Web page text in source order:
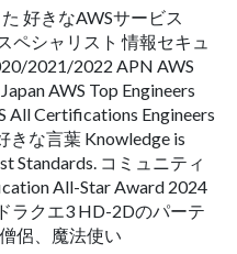
好きなAWSサービス
ペシャリスト 情報セキュ
2021/2022 APN AWS
AWS Top Engineers
All Certifications Engineers
きな言葉 Knowledge is
Standards. コミュニティ
All-Star Award 2024
ラクエ3 HD-2Dのパーテ
侶、魔法使い